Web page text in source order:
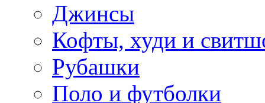
Джинсы
Кофты, худи и
Рубашки
Поло и футболки